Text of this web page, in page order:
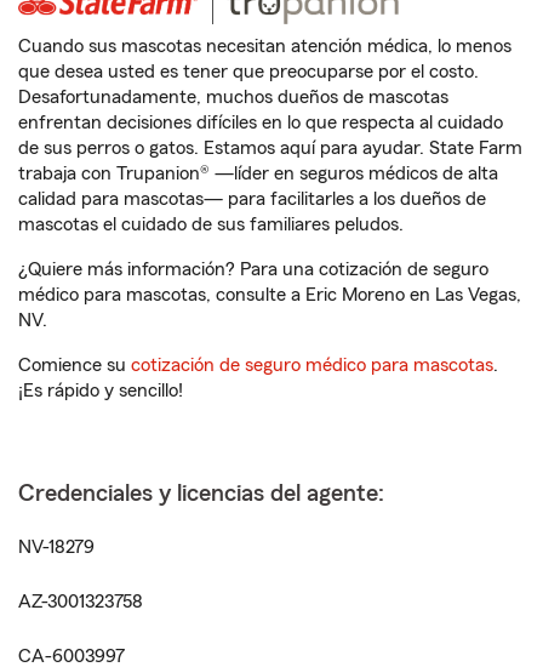
Cuando sus mascotas necesitan atención médica, lo menos
que desea usted es tener que preocuparse por el costo.
Desafortunadamente, muchos dueños de mascotas
enfrentan decisiones difíciles en lo que respecta al cuidado
de sus perros o gatos. Estamos aquí para ayudar. State Farm
trabaja con Trupanion® —líder en seguros médicos de alta
calidad para mascotas— para facilitarles a los dueños de
mascotas el cuidado de sus familiares peludos.
¿Quiere más información? Para una cotización de seguro
médico para mascotas, consulte a Eric Moreno en Las Vegas,
NV.
Comience su cotización de seguro médico para mascotas.
¡Es rápido y sencillo!
Credenciales y licencias del agente:
NV-18279
AZ-3001323758
CA-6003997